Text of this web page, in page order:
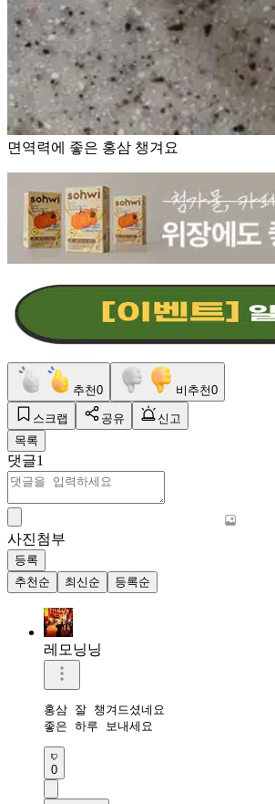
면역력에 좋은 홍삼 챙겨요
추천0 비추천0
스크랩 공유
신고
목록
댓글1
사진첨부
등록
추천순
최신순 등록순
레모닝닝
홍삼 잘 챙겨드셨네요
좋은 하루 보내세요
0